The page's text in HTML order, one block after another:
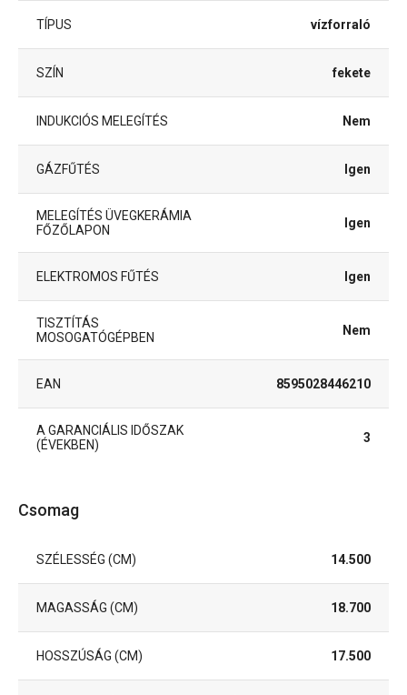
TÍPUS vízforraló
SZÍN fekete
INDUKCIÓS MELEGÍTÉS Nem
GÁZFŰTÉS Igen
MELEGÍTÉS ÜVEGKERÁMIA
FŐZŐLAPON
Igen
ELEKTROMOS FŰTÉS Igen
TISZTÍTÁS
MOSOGATÓGÉPBEN
Nem
EAN 8595028446210
A GARANCIÁLIS IDŐSZAK
(ÉVEKBEN)
3
Csomag
SZÉLESSÉG (CM) 14.500
MAGASSÁG (CM) 18.700
HOSSZÚSÁG (CM) 17.500